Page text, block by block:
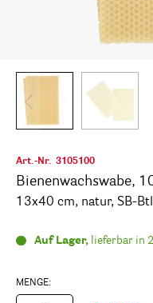
Art.-Nr. 3105100
Bienenwachswabe,
13x40 cm, natur, SB-
Auf Lager, lieferbar in
MENGE: